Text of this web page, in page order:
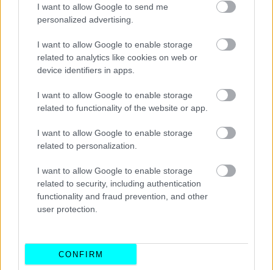
I want to allow Google to send me
personalized advertising.
I want to allow Google to enable storage
related to analytics like cookies on web or
device identifiers in apps.
I want to allow Google to enable storage
related to functionality of the website or app.
I want to allow Google to enable storage
related to personalization.
I want to allow Google to enable storage
related to security, including authentication
functionality and fraud prevention, and other
user protection.
CONFIRM
Αυτό θα είναισημαντικό για ένα entry-level μοντέλο
σαν τη BMW Σειρά 1 , καθώς οι Βαυαροί θα μπορούν να το
προσφέρουν
σε ελκυστική τιμή στην αρχική του
έκδοση με τη μικρή μπαταρία- απευθυνόμενοι σε
κινούνται κατά κύριο λόγο στην πόλη.